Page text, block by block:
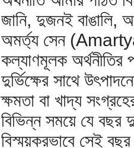
জানি, দুজনই বাঙালি,
অমর্ত্য সেন
কল্যাণমূলক অর্থনীতির
দুর্ভিক্ষের সাথে
ক্ষমতা বা খাদ্য
বিভিন্ন সময়ে যে বছর
বিস্ময়করভাবে সেই